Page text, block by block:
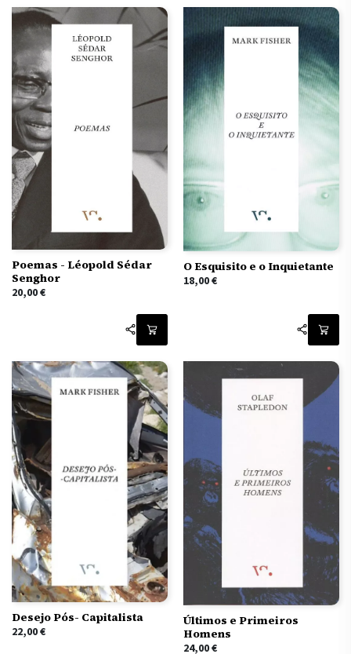
Poemas - Léopold Sédar
Senghor
20,00€
O Esquisito e o Inquietante
18,00€
Desejo Pós- Capitalista
22,00€
Últimos e Primeiros
Homens
24,00€